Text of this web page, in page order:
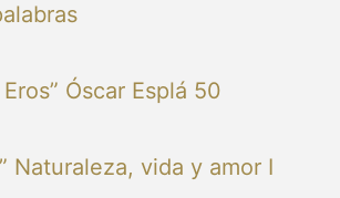
Óscar Esplá 50
Naturaleza, vida y amor I